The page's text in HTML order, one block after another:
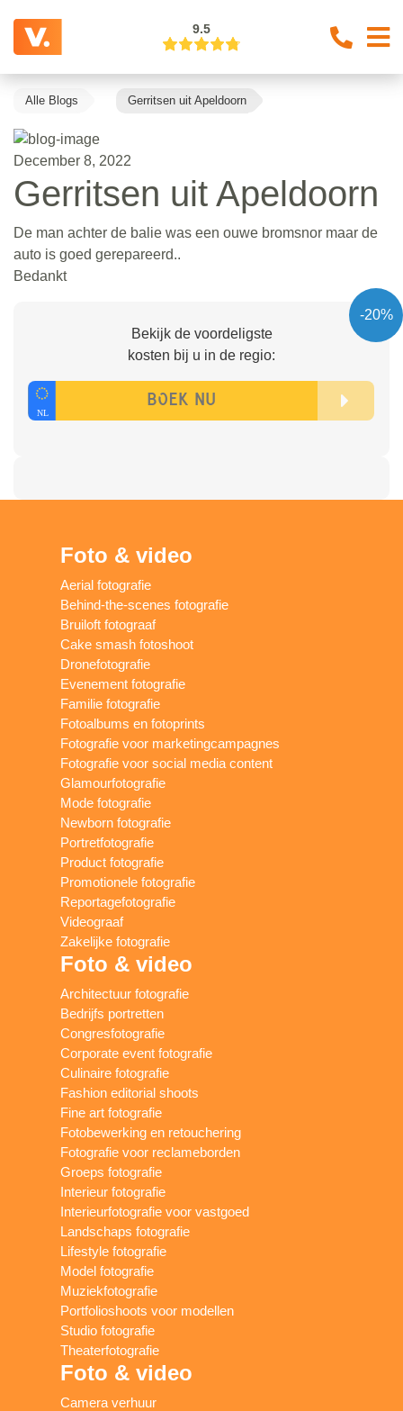
9.5
Alle Blogs Gerritsen uit Apeldoorn
December 8, 2022
Gerritsen uit Apeldoorn
De man achter de balie was een ouwe bromsnor maar de
auto is goed gerepareerd..
Bedankt
-20%
Bekijk de voordeligste
kosten bij u in de regio:
Foto & video
Aerial fotografie
Behind-the-scenes fotografie
Bruiloft fotograaf
Cake smash fotoshoot
Dronefotografie
Evenement fotografie
Familie fotografie
Fotoalbums en fotoprints
Fotografie voor marketingcampagnes
Fotografie voor social media content
Glamourfotografie
Mode fotografie
Newborn fotografie
Portretfotografie
Product fotografie
Promotionele fotografie
Reportagefotografie
Videograaf
Zakelijke fotografie
Foto & video
Architectuur fotografie
Bedrijfs portretten
Congresfotografie
Corporate event fotografie
Culinaire fotografie
Fashion editorial shoots
Fine art fotografie
Fotobewerking en retouchering
Fotografie voor reclameborden
Groeps fotografie
Interieur fotografie
Interieurfotografie voor vastgoed
Landschaps fotografie
Lifestyle fotografie
Model fotografie
Muziekfotografie
Portfolioshoots voor modellen
Studio fotografie
Theaterfotografie
Foto & video
Camera verhuur